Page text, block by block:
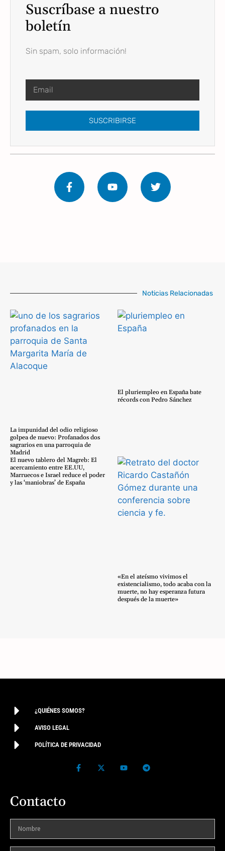
Suscríbase a nuestro
boletín
Sin spam, solo información!
SUSCRIBIRSE
Noticias Relacionadas
La impunidad del odio religioso
golpea de nuevo: Profanados dos
sagrarios en una parroquia de
Madrid
El pluriempleo en España bate
récords con Pedro Sánchez
El nuevo tablero del Magreb: El
acercamiento entre EE.UU,
Marruecos e Israel reduce el poder
y las ‘maniobras’ de España
«En el ateísmo vivimos el
existencialismo, todo acaba con la
muerte, no hay esperanza futura
después de la muerte»
¿QUIÉNES SOMOS?
AVISO LEGAL
POLÍTICA DE PRIVACIDAD
Contacto